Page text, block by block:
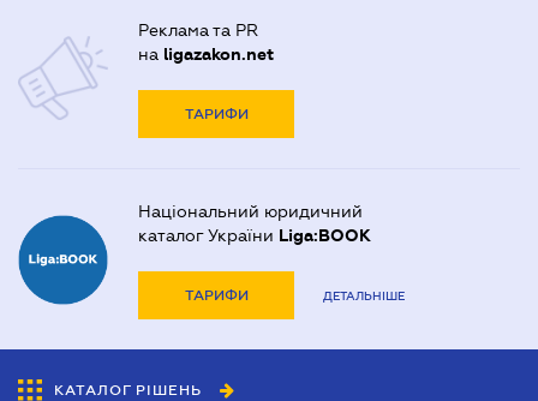
Реклама та PR
на ligazakon.net
ТАРИФИ
Національний юридичний
каталог України Liga:BOOK
ТАРИФИ ДЕТАЛЬНІШЕ
КАТАЛОГ РІШЕНЬ